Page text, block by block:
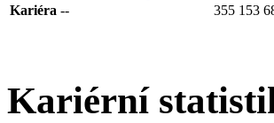
Kariéra -- 355 153
Kariérní